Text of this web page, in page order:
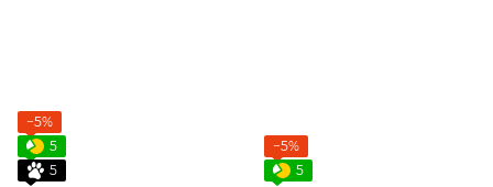
−5%
5
5
−5%
5